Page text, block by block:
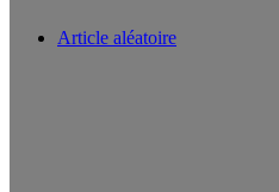
Article aléatoire